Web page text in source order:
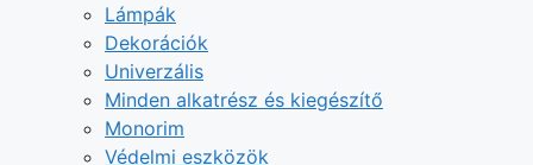
Lámpák
Dekorációk
Univerzális
Minden alkatrész és kiegészítő
Monorim
Védelmi eszközök